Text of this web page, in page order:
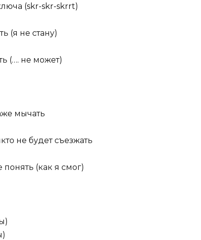
(skr-skr-skrrt)
(я не стану)
(…. не может)
мычать
не будет съезжать
(как я смог)